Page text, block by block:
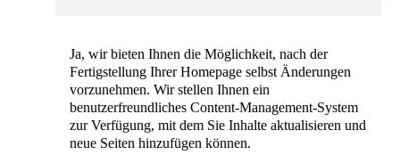
Ja, wir bieten Ihnen die Möglichkeit, nach der
Fertigstellung Ihrer Homepage selbst Änderungen
vorzunehmen. Wir stellen Ihnen ein
benutzerfreundliches Content-Management-System
zur Verfügung, mit dem Sie Inhalte aktualisieren und
neue Seiten hinzufügen können.